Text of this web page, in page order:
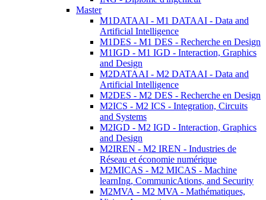
Master
M1DATAAI - M1 DATAAI - Data and
Artificial Intelligence
M1DES - M1 DES - Recherche en Design
M1IGD - M1 IGD - Interaction, Graphics
and Design
M2DATAAI - M2 DATAAI - Data and
Artificial Intelligence
M2DES - M2 DES - Recherche en Design
M2ICS - M2 ICS - Integration, Circuits
and Systems
M2IGD - M2 IGD - Interaction, Graphics
and Design
M2IREN - M2 IREN - Industries de
Réseau et économie numérique
M2MICAS - M2 MICAS - Machine
learnIng, CommunicAtions, and Security
M2MVA - M2 MVA - Mathématiques,